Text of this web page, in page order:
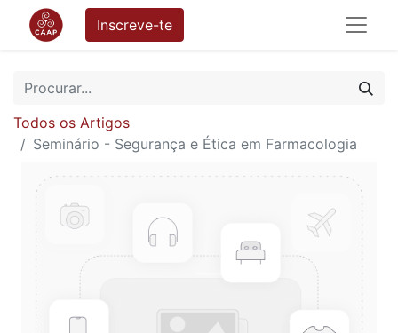
Inscreve-te
Todos os Artigos
Seminário - Segurança e Ética em Farmacologia